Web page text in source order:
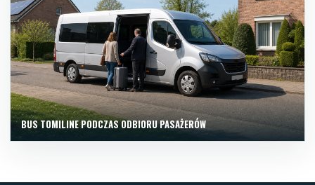
BUS TOMILINE PODCZAS ODBIORU PASAŻERÓW